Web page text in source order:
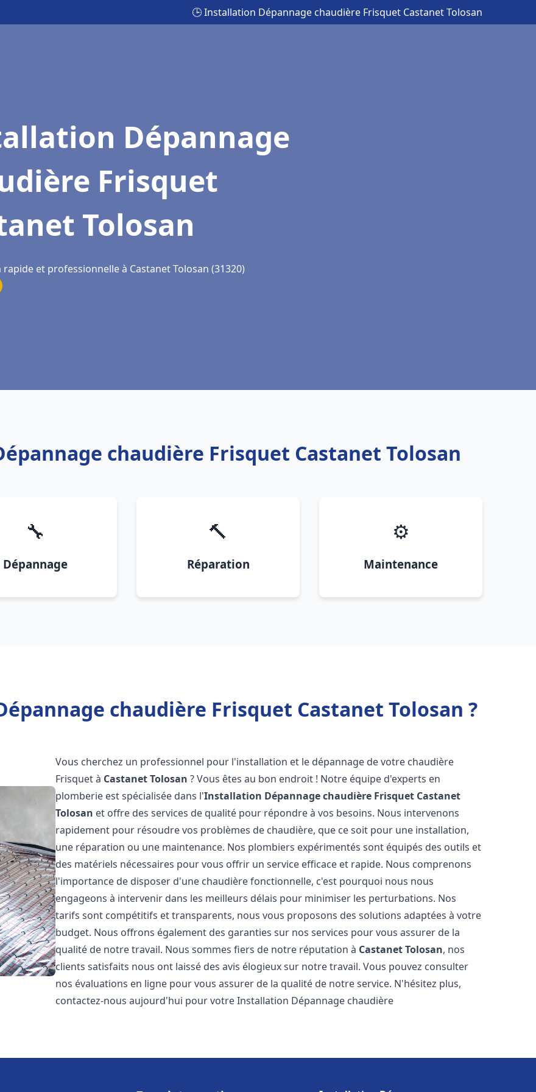
🕒 Installation Dépannage chaudière Frisquet Castanet Tolosan
Dépannage
Frisquet
Tolosan
et professionnelle à Castanet Tolosan (31320)
chaudière Frisquet Castanet Tolosan
🔧
Dépannage
🔨
Réparation
⚙️
Maintenance
chaudière Frisquet Castanet Tolosan ?
Vous cherchez un professionnel pour l'installation et le dépannage de votre chaudière
Frisquet à Castanet Tolosan ? Vous êtes au bon endroit ! Notre équipe d'experts en
plomberie est spécialisée dans l'Installation Dépannage chaudière Frisquet Castanet
Tolosan et offre des services de qualité pour répondre à vos besoins. Nous intervenons
rapidement pour résoudre vos problèmes de chaudière, que ce soit pour une installation,
une réparation ou une maintenance. Nos plombiers expérimentés sont équipés des outils et
des matériels nécessaires pour vous offrir un service efficace et rapide. Nous comprenons
l'importance de disposer d'une chaudière fonctionnelle, c'est pourquoi nous nous
engageons à intervenir dans les meilleurs délais pour minimiser les perturbations. Nos
tarifs sont compétitifs et transparents, nous vous proposons des solutions adaptées à votre
budget. Nous offrons également des garanties sur nos services pour vous assurer de la
qualité de notre travail. Nous sommes fiers de notre réputation à Castanet Tolosan, nos
clients satisfaits nous ont laissé des avis élogieux sur notre travail. Vous pouvez consulter
nos évaluations en ligne pour vous assurer de la qualité de notre service. N'hésitez plus,
contactez-nous aujourd'hui pour votre Installation Dépannage chaudière